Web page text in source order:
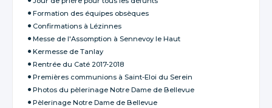
Formation des équipes obsèques
Confirmations à Lézinnes
Messe de l'Assomption à Sennevoy le Haut
Kermesse de Tanlay
Rentrée du Caté 2017-2018
Premières communions à Saint-Eloi du Serein
Photos du pèlerinage Notre Dame de Bellevue
Pèlerinage Notre Dame de Bellevue